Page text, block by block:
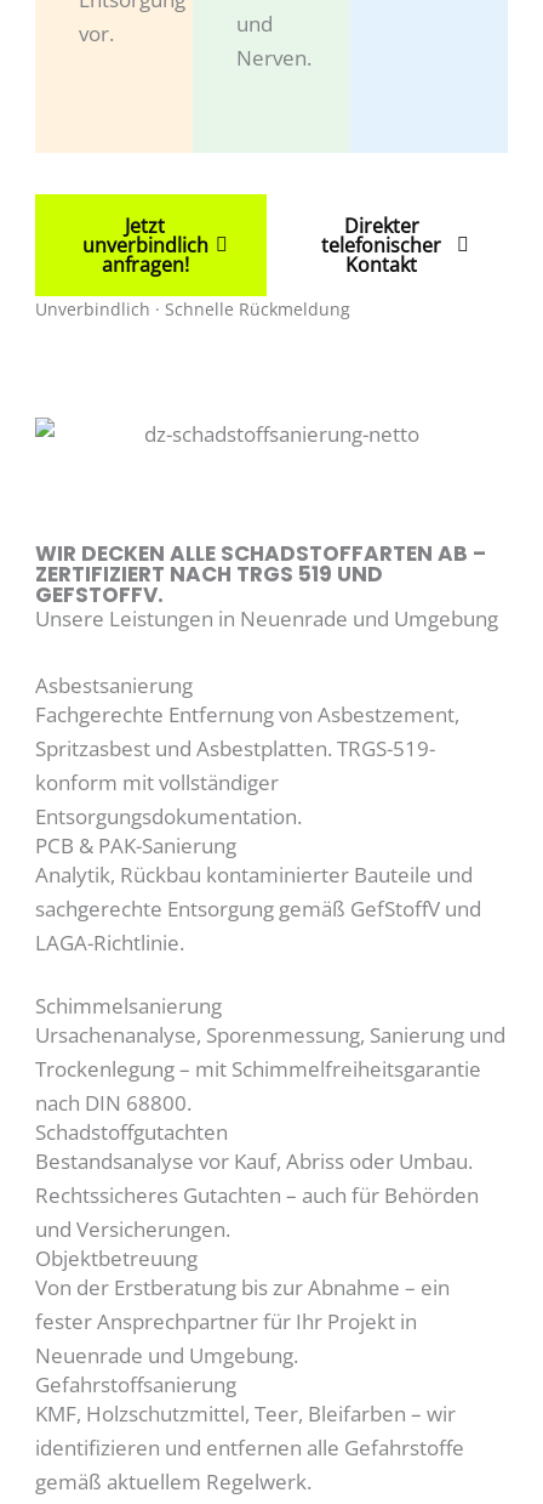
vor.
und
Nerven.
Jetzt
unverbindlich
anfragen!
Direkter
telefonischer
Kontakt
Unverbindlich · Schnelle Rückmeldung
WIR DECKEN ALLE SCHADSTOFFARTEN AB –
ZERTIFIZIERT NACH TRGS 519 UND
GEFSTOFFV.
Unsere Leistungen in Neuenrade und Umgebung
Asbestsanierung
Fachgerechte Entfernung von Asbestzement,
Spritzasbest und Asbestplatten. TRGS-519-
konform mit vollständiger
Entsorgungsdokumentation.
PCB & PAK-Sanierung
Analytik, Rückbau kontaminierter Bauteile und
sachgerechte Entsorgung gemäß GefStoffV und
LAGA-Richtlinie.
Schimmelsanierung
Ursachenanalyse, Sporenmessung, Sanierung und
Trockenlegung – mit Schimmelfreiheitsgarantie
nach DIN 68800.
Schadstoffgutachten
Bestandsanalyse vor Kauf, Abriss oder Umbau.
Rechtssicheres Gutachten – auch für Behörden
und Versicherungen.
Objektbetreuung
Von der Erstberatung bis zur Abnahme – ein
fester Ansprechpartner für Ihr Projekt in
Neuenrade und Umgebung.
Gefahrstoffsanierung
KMF, Holzschutzmittel, Teer, Bleifarben – wir
identifizieren und entfernen alle Gefahrstoffe
gemäß aktuellem Regelwerk.